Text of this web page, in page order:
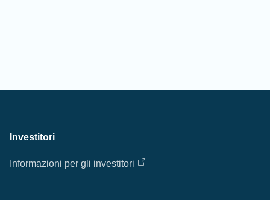
Investitori
Informazioni per gli investitori